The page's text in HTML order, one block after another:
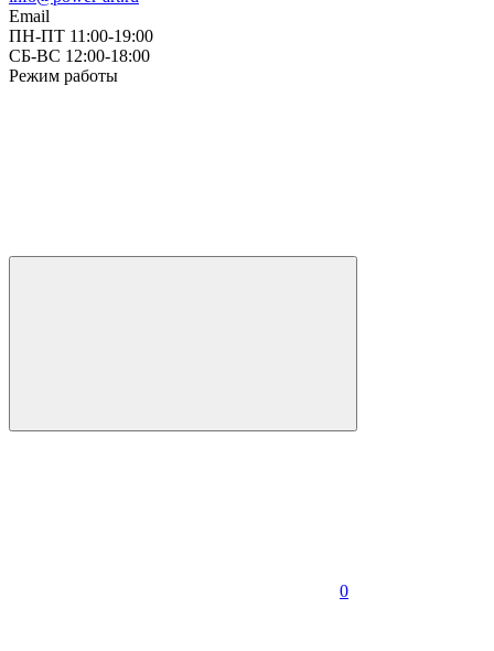
Email
ПН-ПТ 11:00-19:00
СБ-ВС 12:00-18:00
Режим работы
0